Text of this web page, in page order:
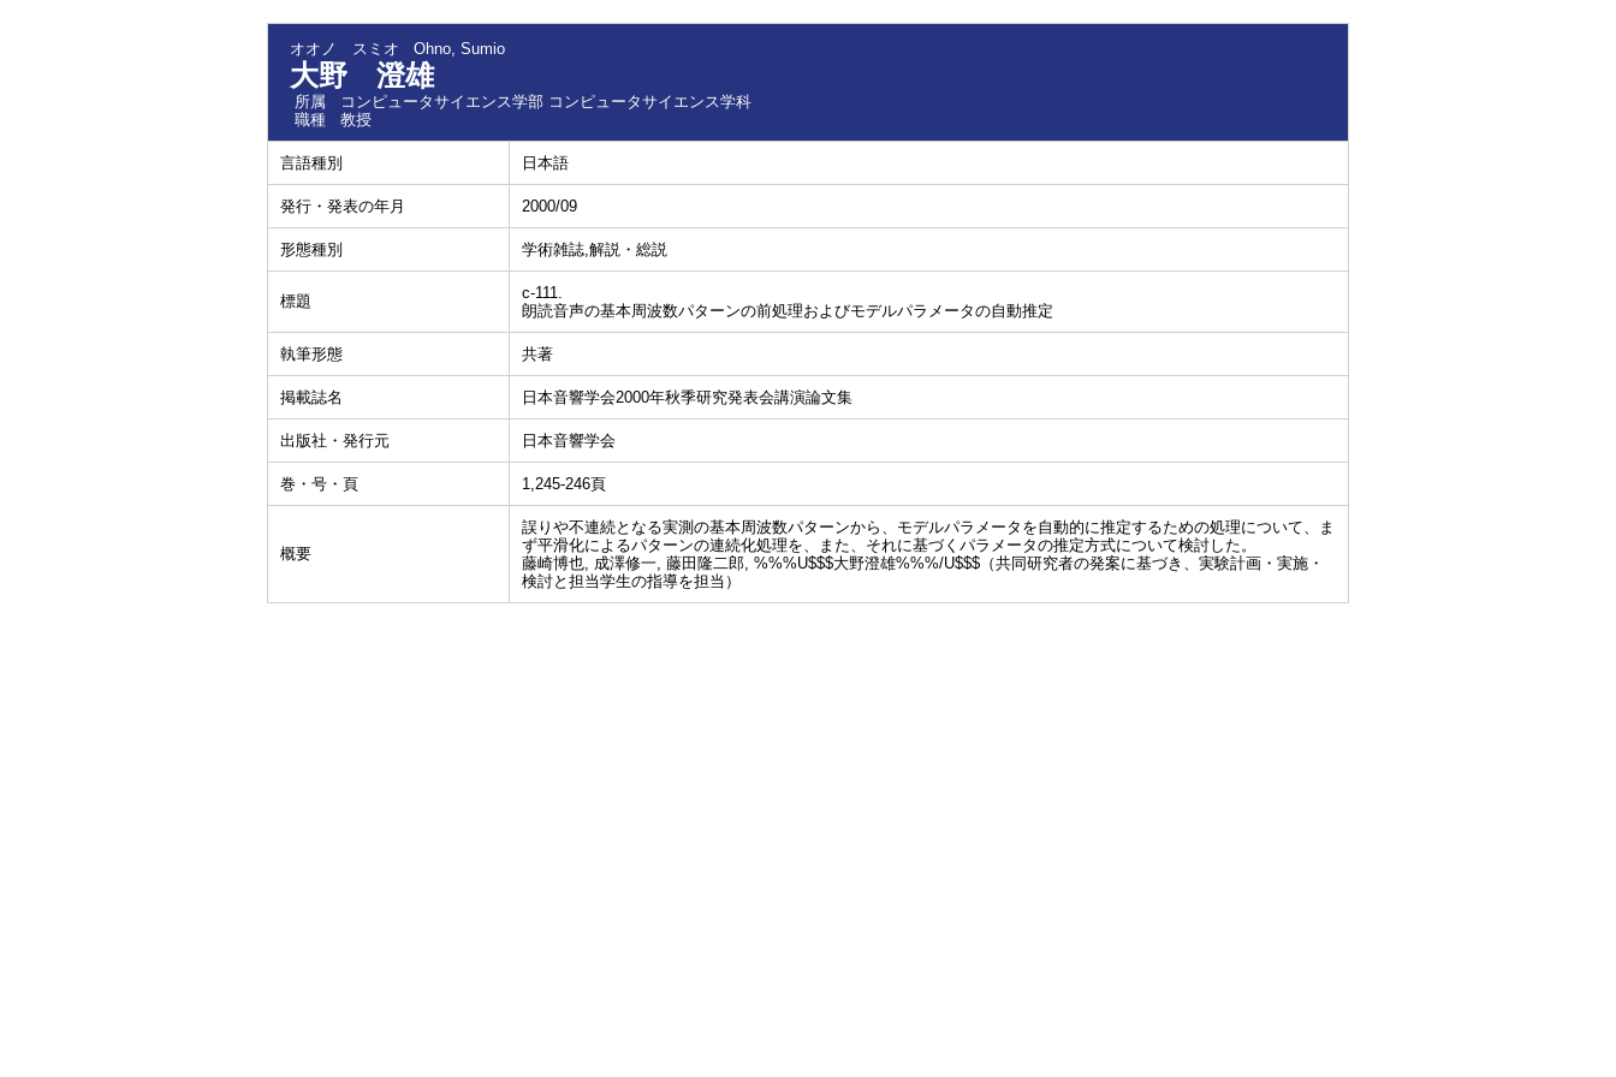
オオノ スミオ Ohno, Sumio
大野 澄雄
所属
コンピュータサイエンス学部 コンピュータサイエンス学科
職種
教授
言語種別 日本語
発行・発表の年月 2000/09
形態種別 学術雑誌,解説・総説
標題
c-111.
朗読音声の基本周波数パターンの前処理およびモデルパラメータの自動推定
執筆形態 共著
掲載誌名 日本音響学会2000年秋季研究発表会講演論文集
出版社・発行元 日本音響学会
巻・号・頁 1,245-246頁
概要
誤りや不連続となる実測の基本周波数パターンから、モデルパラメータを自動的に推定するための処理について、ま
ず平滑化によるパターンの連続化処理を、また、それに基づくパラメータの推定方式について検討した。
藤崎博也, 成澤修一, 藤田隆二郎, %%%U$$$大野澄雄%%%/U$$$（共同研究者の発案に基づき、実験計画・実施・
検討と担当学生の指導を担当）